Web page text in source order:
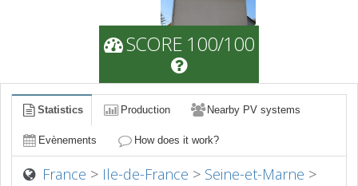
SCORE 100/100
Statistics Production Nearby PV systems
Evènements How does it work?
France > Ile-de-France > Seine-et-Marne >